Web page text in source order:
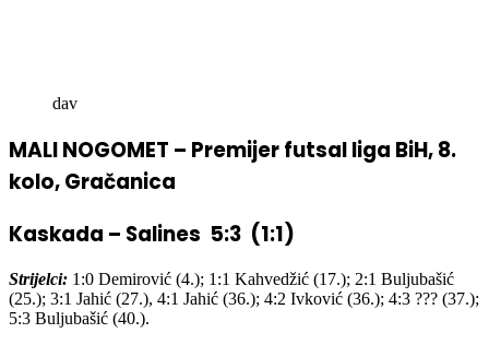
dav
MALI NOGOMET – Premijer futsal liga BiH, 8.
kolo, Gračanica
Kaskada – Salines 5:3 (1:1)
Strijelci: 1:0 Demirović (4.); 1:1 Kahvedžić (17.); 2:1 Buljubašić
(25.); 3:1 Jahić (27.), 4:1 Jahić (36.); 4:2 Ivković (36.); 4:3 ??? (37.);
5:3 Buljubašić (40.).